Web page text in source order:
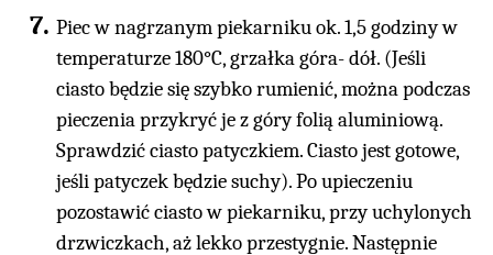
Piec w nagrzanym piekarniku ok. 1,5 godziny w
temperaturze 180°C, grzałka góra- dół. (Jeśli
ciasto będzie się szybko rumienić, można podczas
pieczenia przykryć je z góry folią aluminiową.
Sprawdzić ciasto patyczkiem. Ciasto jest gotowe,
jeśli patyczek będzie suchy). Po upieczeniu
pozostawić ciasto w piekarniku, przy uchylonych
drzwiczkach, aż lekko przestygnie. Następnie